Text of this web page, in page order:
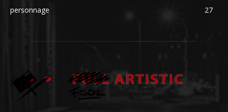
personnage
27